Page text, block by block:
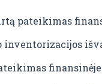
pateikimas
inventorizacijos